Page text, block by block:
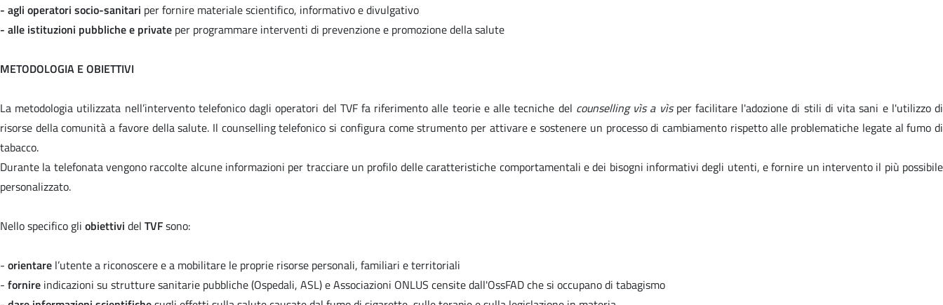
- agli operatori socio-sanitari per fornire materiale scientifico, informativo e divulgativo
- alle istituzioni pubbliche e private per programmare interventi di prevenzione e promozione della salute
METODOLOGIA E OBIETTIVI
La metodologia utilizzata nell’intervento telefonico dagli operatori del TVF fa riferimento alle teorie e alle tecniche del counselling vìs a vìsper facilitare l'adozione di stili di vita sani e l'utilizzo di
risorse della comunità a favore della salute. Il counselling telefonico si configura come strumento per attivare e sostenere un processo di cambiamento rispetto alle problematiche legate al fumo di
tabacco.
Durante la telefonata vengono raccolte alcune informazioni per tracciare un profilo delle caratteristiche comportamentali e dei bisogni informativi degli utenti, e fornire un intervento il più possibile
personalizzato.
Nello specifico gli obiettivi del TVFsono:
- orientare l’utente a riconoscere e a mobilitare le proprie risorse personali, familiari e territoriali
- fornire indicazioni su strutture sanitarie pubbliche (Ospedali, ASL) e Associazioni ONLUS censite dall'OssFAD che si occupano di tabagismo